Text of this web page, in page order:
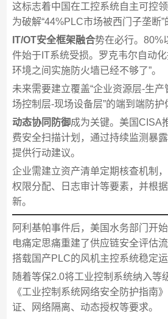
这标志着中国在工控系统自主可控
为破解“44%PLC市场被西门子垄断”
IT/OT安全框架融合势在必行。80%
件始于IT系统受损。罗克韦尔自动
环境之间实施防火墙已经不够了”。
未来需要建立覆盖“企业资源层-生
场控制层-现场设备层”的端到端防护
动态协同防御成为关键。美国CISA
费安全扫描计划，通过持续监测暴
提供行动建议。
企业需建立资产清单定期核查机制
权限分配、日志审计等要素，并根
新。
阿利基帕事件后，美国水务部门开
电痛定思痛重建了供应链安全评估
搭载国产PLC的风机主控系统稳定运
随着等保2.0将工业控制系统纳入等
《工业控制系统网络安全防护指南
证、网络隔离、动态授权等要求。